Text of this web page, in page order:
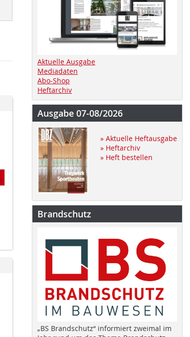
Aktuelle Ausgabe
Mediadaten
Abo-Shop
Heftarchiv
Ausgabe 07-08/2026
» Aktuelle Heftausgabe
» Heftarchiv
» Heft bestellen
Brandschutz
„BS Brandschutz“ informiert zweimal im